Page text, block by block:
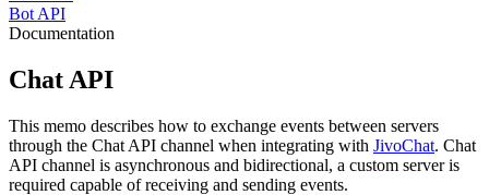
Bot API
Documentation
Chat API
This memo describes how to exchange events between servers
through the Chat API channel when integrating with JivoChat. Chat
API channel is asynchronous and bidirectional, a custom server is
required capable of receiving and sending events.